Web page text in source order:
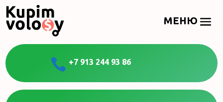
 +7 913 244 93 86